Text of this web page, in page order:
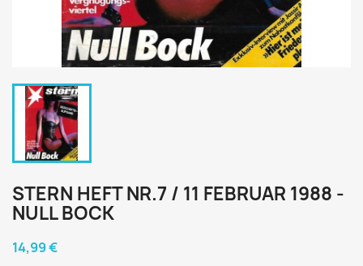
STERN HEFT NR.7 / 11 FEBRUAR 1988 -
NULL BOCK
14,99 €